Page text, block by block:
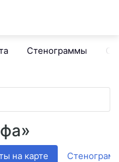
Стенограммы
на карте